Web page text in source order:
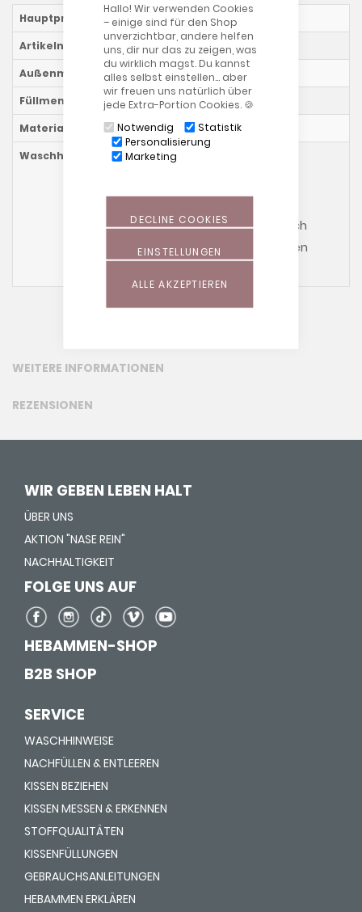
Hallo! Wir verwenden Cookies
– einige sind für den Shop
unverzichtbar, andere helfen
uns, dir nur das zu zeigen, was
du wirklich magst. Du kannst
alles selbst einstellen… aber
wir freuen uns natürlich über
jede Extra-Portion Cookies. 🍪
Notwendig
Statistik
Personalisierung
Marketing
ALLE AKZEPTIEREN
EINSTELLUNGEN
DECLINE COOKIES
Hauptprodukt-Name
Tröstetier
Artikelnummer
39203100
Außenmaß
ca. 19 x 18 cm
Füllmenge
ca. 0,141 kg
Materialzusammensetzung
100% Baumwolle
Waschhinweise
Bitte beachte auch
unsere allgemeinen
WEITERE INFORMATIONEN
REZENSIONEN
WIR GEBEN LEBEN HALT
ÜBER UNS
AKTION "NASE REIN"
NACHHALTIGKEIT
FOLGE UNS AUF
HEBAMMEN-SHOP
B2B SHOP
SERVICE
WASCHHINWEISE
NACHFÜLLEN & ENTLEEREN
KISSEN BEZIEHEN
KISSEN MESSEN & ERKENNEN
STOFFQUALITÄTEN
KISSENFÜLLUNGEN
GEBRAUCHSANLEITUNGEN
HEBAMMEN ERKLÄREN